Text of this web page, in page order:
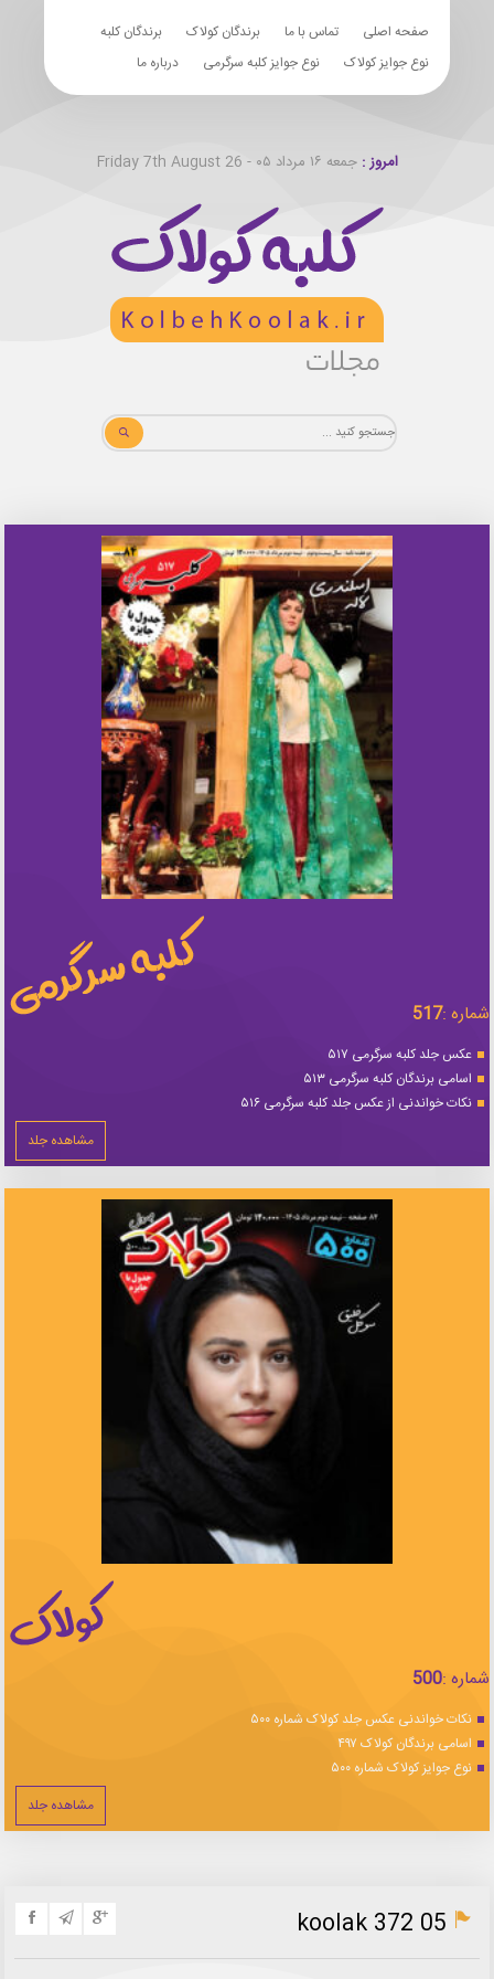
صفحه اصلی تماس با ما برندگان کولاک
برندگان کلبه
نوع جوایز کولاک
نوع جوایز کلبه سرگرمی درباره ما
امروز :جمعه ۱۶ مرداد ۰۵ - Friday 7th August 26
شماره :517
عکس جلد کلبه سرگرمی ۵۱۷
اسامی برندگان کلبه سرگرمی ۵۱۳
نکات خواندنی از عکس جلد کلبه سرگرمی ۵۱۶
مشاهده جلد
شماره :500
نکات خواندنی عکس جلد کولاک شماره ۵۰۰
اسامی برندگان کولاک ۴۹۷
نوع جوایز کولاک شماره ۵۰۰
مشاهده جلد
koolak 372 05